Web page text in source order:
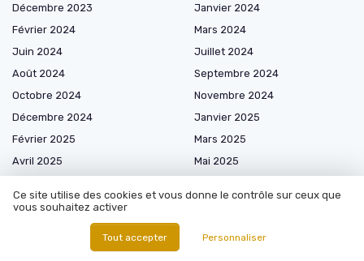
Décembre 2023
Janvier 2024
Février 2024
Mars 2024
Juin 2024
Juillet 2024
Août 2024
Septembre 2024
Octobre 2024
Novembre 2024
Décembre 2024
Janvier 2025
Février 2025
Mars 2025
Avril 2025
Mai 2025
Août 2025
Décembre 2025
Ce site utilise des cookies et vous donne le contrôle sur ceux que
vous souhaitez activer
Tout accepter Personnaliser